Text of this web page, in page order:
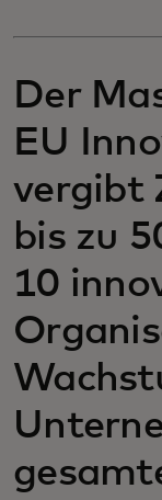
Der
EU
vergibt
bis zu
10